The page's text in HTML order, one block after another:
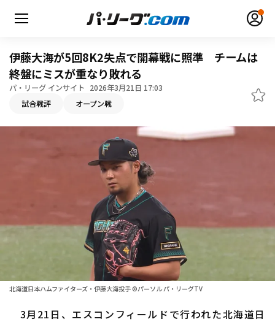
順位表･成績
ファーム東地区
選手名鑑トップ
北海道日本ハムファイターズ
ニュース
伊藤大海が5回8K2失点で開幕戦に照準 チームは
終盤にミスが重なり敗れる
パ・リーグ インサイト 2026年3月21日 17:03
試合戦評 オープン戦
北海道日本ハムファイターズ・伊藤大海投手 ©パーソル パ・リーグTV
3月21日、エスコンフィールドで行われた北海道日